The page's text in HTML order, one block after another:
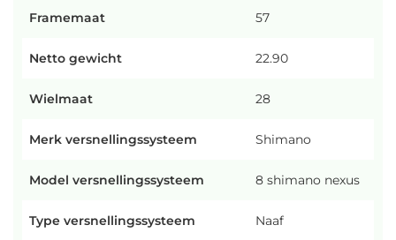
Framemaat 57
Netto gewicht 22.90
Wielmaat 28
Merk versnellingssysteem Shimano
Model versnellingssysteem 8 shimano nexus
Type versnellingssysteem Naaf